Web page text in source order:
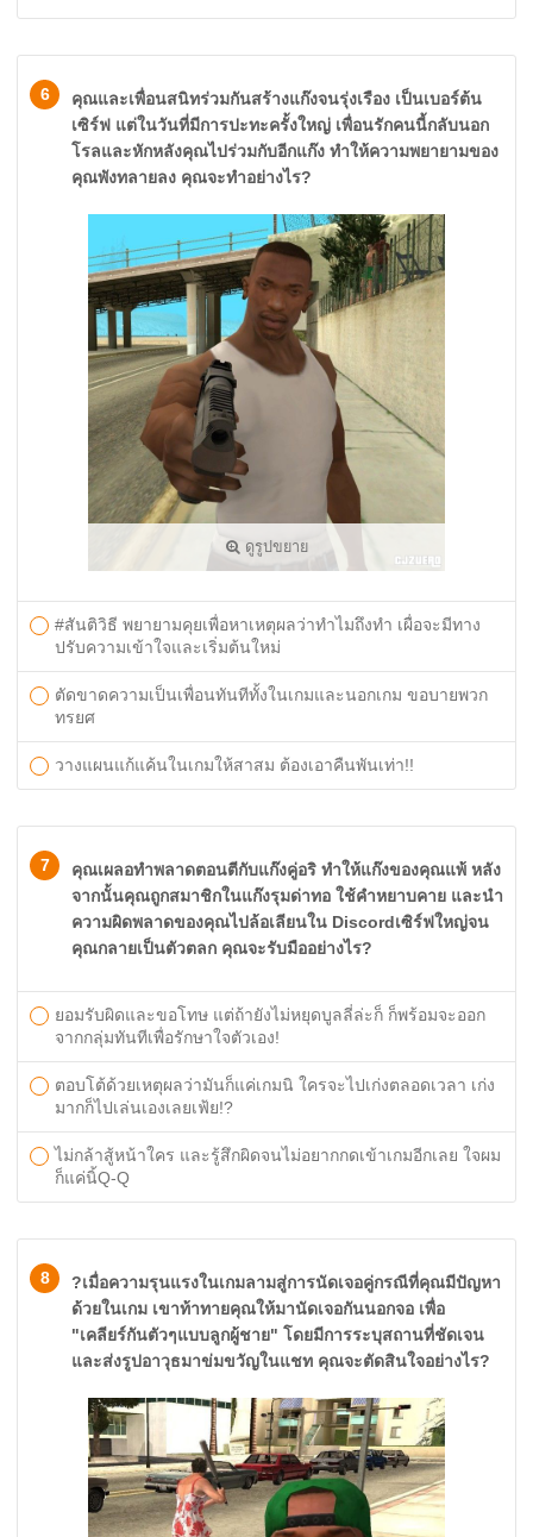
6
คุณและเพื่อนสนิทร่วมกันสร้างแก๊งจนรุ่งเรือง เป็นเบอร์ต้น
เซิร์ฟ แต่ในวันที่มีการปะทะครั้งใหญ่ เพื่อนรักคนนี้กลับนอก
โรลและหักหลังคุณไปร่วมกับอีกแก๊ง ทำให้ความพยายามของ
คุณพังทลายลง คุณจะทำอย่างไร?
ดูรูปขยาย
#สันติวิธี พยายามคุยเพื่อหาเหตุผลว่าทำไมถึงทำ เผื่อจะมีทาง
ปรับความเข้าใจและเริ่มต้นใหม่
ตัดขาดความเป็นเพื่อนทันทีทั้งในเกมและนอกเกม ขอบายพวก
ทรยศ
วางแผนแก้แค้นในเกมให้สาสม ต้องเอาคืนพันเท่า!!
7
คุณเผลอทำพลาดตอนตีกับแก๊งคู่อริ ทำให้แก๊งของคุณแพ้ หลัง
จากนั้นคุณถูกสมาชิกในแก๊งรุมด่าทอ ใช้คำหยาบคาย และนำ
ความผิดพลาดของคุณไปล้อเลียนใน Discordเซิร์ฟใหญ่จน
คุณกลายเป็นตัวตลก คุณจะรับมืออย่างไร?
ยอมรับผิดและขอโทษ แต่ถ้ายังไม่หยุดบูลลี่ล่ะก็ ก็พร้อมจะออก
จากกลุ่มทันทีเพื่อรักษาใจตัวเอง!
ตอบโต้ด้วยเหตุผลว่ามันก็แค่เกมนิ ใครจะไปเก่งตลอดเวลา เก่ง
มากก็ไปเล่นเองเลยเฟ้ย!?
ไม่กล้าสู้หน้าใคร และรู้สึกผิดจนไม่อยากกดเข้าเกมอีกเลย ใจผม
ก็แค่นิ้Q-Q
8
?เมื่อความรุนแรงในเกมลามสู่การนัดเจอคู่กรณีที่คุณมีปัญหา
ด้วยในเกม เขาท้าทายคุณให้มานัดเจอกันนอกจอ เพื่อ
"เคลียร์กันตัวๆแบบลูกผู้ชาย" โดยมีการระบุสถานที่ชัดเจน
และส่งรูปอาวุธมาข่มขวัญในแชท คุณจะตัดสินใจอย่างไร?